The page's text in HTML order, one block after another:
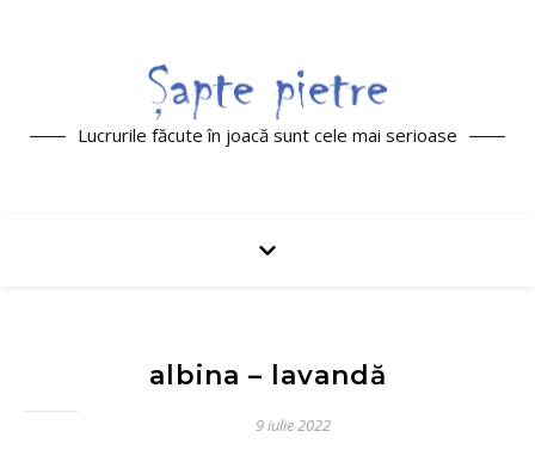
Lucrurile făcute în joacă sunt cele mai serioase
albina – lavandă
9 iulie 2022